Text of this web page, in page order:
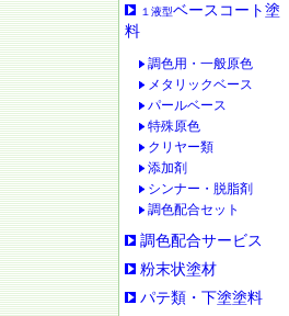
１液型ベースコート塗
料
調色用・一般原色
メタリックベース
パールベース
特殊原色
クリヤー類
添加剤
シンナー・脱脂剤
調色配合セット
調色配合サービス
粉末状塗材
パテ類・下塗塗料